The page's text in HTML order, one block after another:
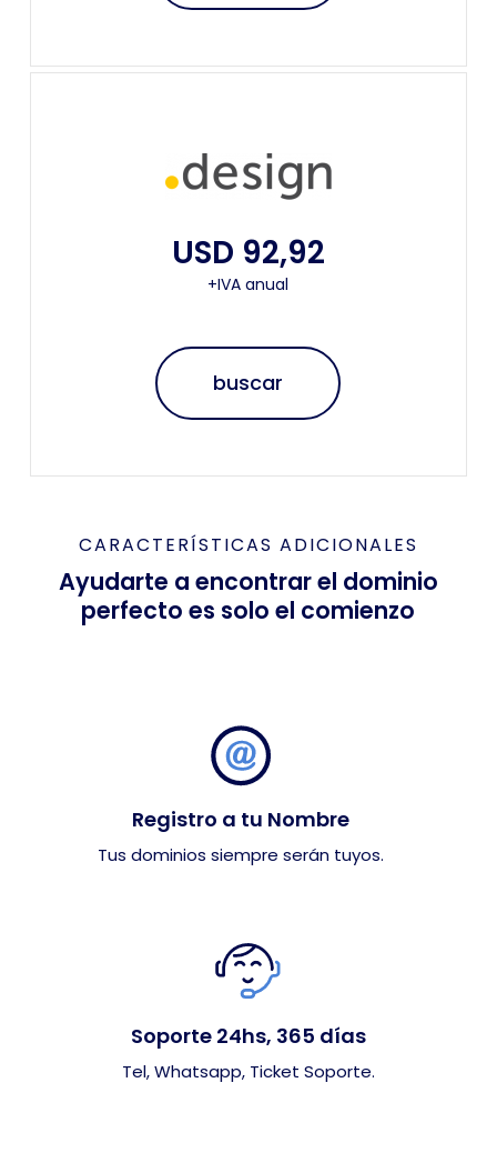
USD 92,92
+IVA anual
buscar
CARACTERÍSTICAS ADICIONALES
Ayudarte a encontrar el dominio
perfecto es solo el comienzo
Registro a tu Nombre
Tus dominios siempre serán tuyos.
Soporte 24hs, 365 días
Tel, Whatsapp, Ticket Soporte.